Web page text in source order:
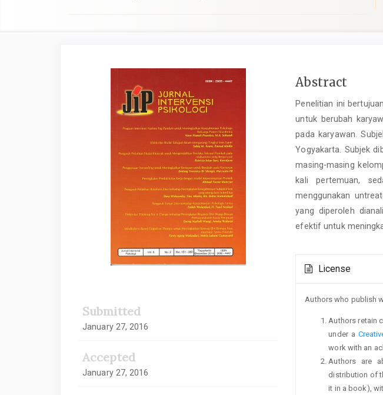
Article
Submitted
January 27, 2016
Accepted
January 27, 2016
Main
Content
Abstract
Penelitian ini
untuk berubah
pada karyawan.
Yogyakarta. Subjek
masing-masing
kali pertemuan,
menggunakan
yang diperoleh
efektif untuk
Details
License
Authors who publish
Authors retain
under a
work with an
Authors are
distribution of
it in a book),